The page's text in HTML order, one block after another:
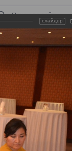
‹
слайдер